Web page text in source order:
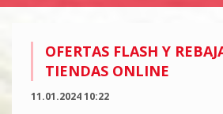
OFERTAS FLASH Y
TIENDAS ONLINE
11.01.2024 10:22